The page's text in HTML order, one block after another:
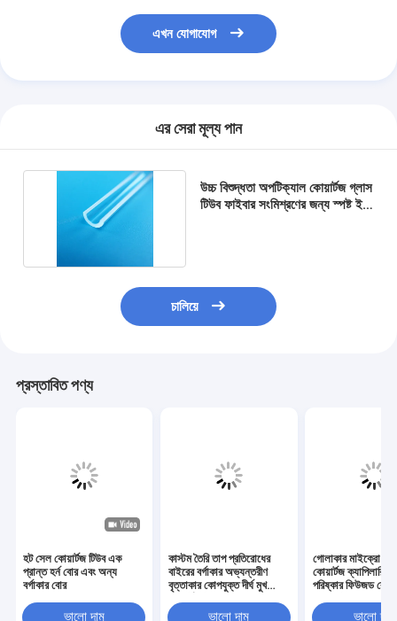
এখন যোগাযোগ
এর সেরা মূল্য পান
উচ্চ বিশুদ্ধতা অপটিক্যাল কোয়ার্টজ গ্লাস
টিউব ফাইবার সংমিশ্রণের জন্য স্পষ্ট ইউ
চালিয়ে
প্রস্তাবিত পণ্য
হট সেল কোয়ার্টজ টিউব এক
প্রান্ত হর্ন বোর এবং অন্য
বর্গাকার বোর
ভালো দাম
কাস্টম তৈরি তাপ প্রতিরোধের
বাইরের বর্গাকার অভ্যন্তরীণ
বৃত্তাকার কোপযুক্ত দীর্ঘ মুখ
ভালো দাম
গোলাকার মাইক্রো
কোয়ার্টজ ক্যাপিলারি
পরিষ্কার ফিউজড
প্রতিরোধেরভালো দাম